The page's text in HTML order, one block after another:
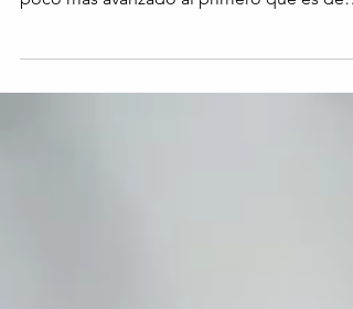
Generadora de Dinero, este modelo es un
una sola aportación y...